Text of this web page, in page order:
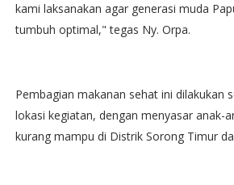
kami laksanakan agar generasi muda
tumbuh optimal," tegas Ny. Orpa.
Pembagian makanan sehat ini dilakukan
lokasi kegiatan, dengan menyasar anak-
kurang mampu di Distrik Sorong Timur